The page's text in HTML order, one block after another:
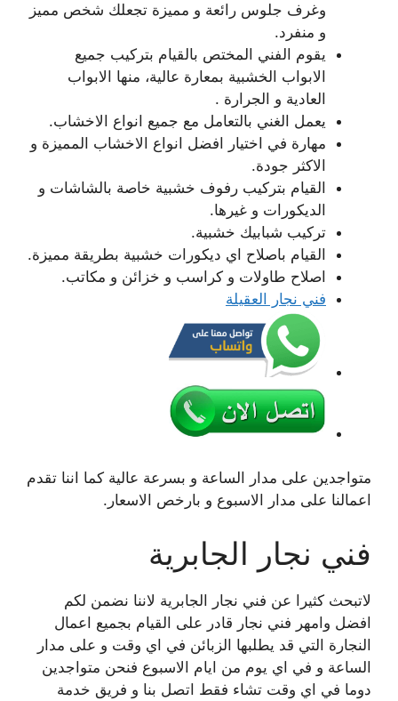
وغرف جلوس رائعة و مميزة تجعلك شخص مميز
و منفرد.
يقوم الفني المختص بالقيام بتركيب جميع
الابواب الخشبية بمعارة عالية، منها الابواب
العادية و الجرارة .
يعمل الغني بالتعامل مع جميع انواع الاخشاب.
مهارة في اختيار افضل انواع الاخشاب المميزة و
الاكثر جودة.
القيام بتركيب رفوف خشبية خاصة بالشاشات و
الديكورات و غيرها.
تركيب شبابيك خشبية.
القيام باصلاح اي ديكورات خشبية بطريقة مميزة.
اصلاح طاولات و كراسب و خزائن و مكاتب.
فني نجار العقيلة
متواجدين على مدار الساعة و بسرعة عالية كما اننا تقدم
اعمالنا على مدار الاسبوع و بارخص الاسعار.
فني نجار الجابرية
لاتبحث كثيرا عن فني نجار الجابرية لاننا نضمن لكم
افضل وامهر فني نجار قادر على القيام بجميع اعمال
النجارة التي قد يطلبها الزبائن في اي وقت و على مدار
الساعة و في اي يوم من ايام الاسبوع فنحن متواجدين
دوما في اي وقت تشاء فقط اتصل بنا و فريق خدمة